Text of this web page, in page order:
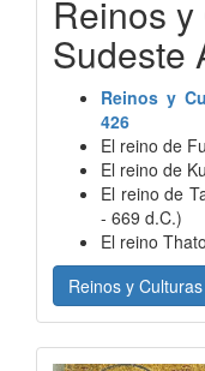
Reinos
Sudeste
Reinos y
426
El reino de
El reino de
El reino de
- 669 d.C.)
El reino
Reinos y